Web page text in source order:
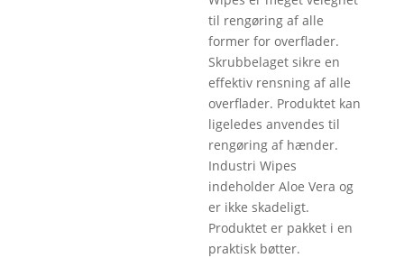
til rengøring af alle
former for overflader.
Skrubbelaget sikre en
effektiv rensning af alle
overflader. Produktet kan
ligeledes anvendes til
rengøring af hænder.
Industri Wipes
indeholder Aloe Vera og
er ikke skadeligt.
Produktet er pakket i en
praktisk bøtter.